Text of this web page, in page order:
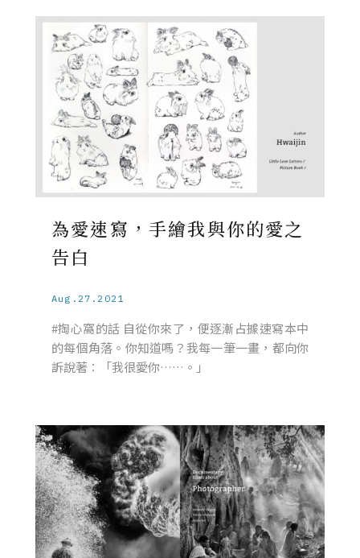
為愛速寫，手繪我與你的愛之
告白
Aug.27.2021
#掏心窩的話 自從你來了，便逐漸占據速寫本中
的每個角落。你知道嗎？我每一筆一畫，都向你
訴說著：「我很愛你……。」